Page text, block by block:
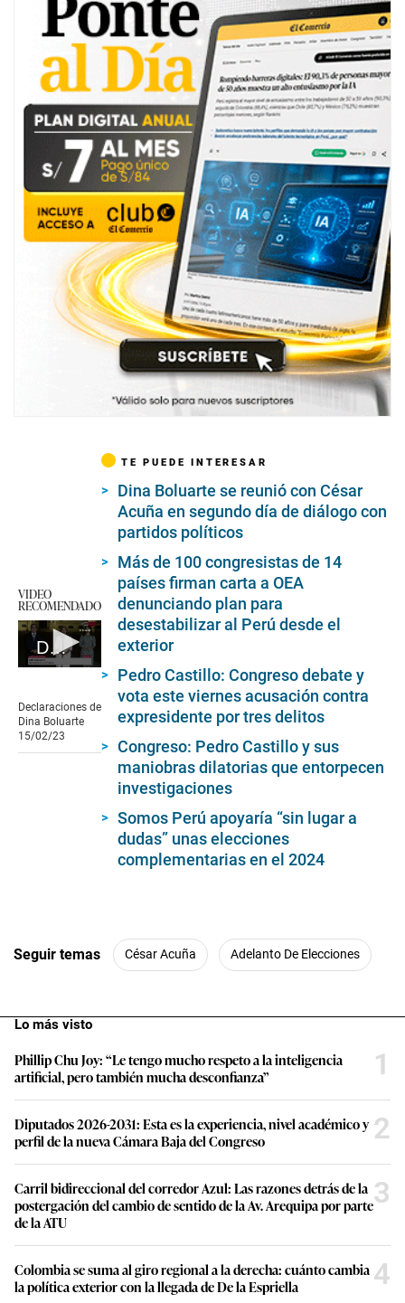
VIDEO
RECOMENDADO
Declaraciones de Dina Boluarte 15/02/23
of
6
minutes,
40
Declaraciones de
Dina Boluarte
15/02/23
TE PUEDE INTERESAR
Dina Boluarte se reunió con César
Acuña en segundo día de diálogo con
partidos políticos
Más de 100 congresistas de 14
países firman carta a OEA
denunciando plan para
desestabilizar al Perú desde el
exterior
Pedro Castillo: Congreso debate y
vota este viernes acusación contra
expresidente por tres delitos
Congreso: Pedro Castillo y sus
maniobras dilatorias que entorpecen
investigaciones
Somos Perú apoyaría “sin lugar a
dudas” unas elecciones
complementarias en el 2024
Seguir temas César Acuña Adelanto De Elecciones
Lo más visto
Phillip Chu Joy: “Le tengo mucho respeto a la inteligencia
artificial, pero también mucha desconfianza”
1
Diputados 2026-2031: Esta es la experiencia, nivel académico y
perfil de la nueva Cámara Baja del Congreso
2
Carril bidireccional del corredor Azul: Las razones detrás de la
postergación del cambio de sentido de la Av. Arequipa por parte
de la ATU
3
Colombia se suma al giro regional a la derecha: cuánto cambia
la política exterior con la llegada de De la Espriella
4